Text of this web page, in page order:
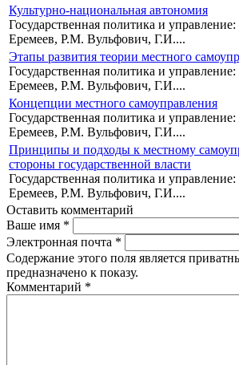
Культурно-национальная автономия
Государственная политика и
Еремеев, Р.М. Вульфович, Г.И....
Этапы развития теории местного
Государственная политика и
Еремеев, Р.М. Вульфович, Г.И....
Концепции местного самоуправления
Государственная политика и
Еремеев, Р.М. Вульфович, Г.И....
Принципы и подходы к местному
стороны государственной власти
Государственная политика и
Еремеев, Р.М. Вульфович, Г.И....
Оставить комментарий
Ваше имя *
Электронная почта *
Содержание этого поля является
предназначено к показу.
Комментарий *